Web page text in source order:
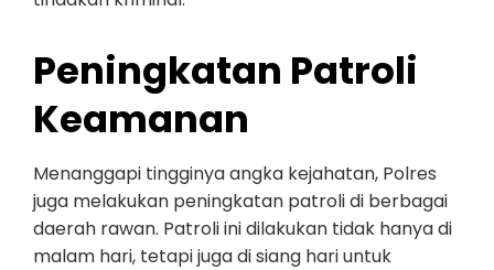
Peningkatan Patroli
Keamanan
Menanggapi tingginya angka kejahatan, Polres
juga melakukan peningkatan patroli di berbagai
daerah rawan. Patroli ini dilakukan tidak hanya di
malam hari, tetapi juga di siang hari untuk